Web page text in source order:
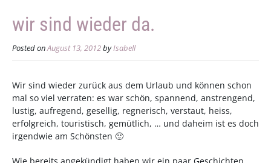
wir sind wieder da.
Posted onAugust 13, 2012byIsabell
Wir sind wieder zurück aus dem Urlaub und können schon
mal so viel verraten: es war schön, spannend, anstrengend,
lustig, aufregend, gesellig, regnerisch, verstaut, heiss,
erfolgreich, touristisch, gemütlich, … und daheim ist es doch
irgendwie am Schönsten 🙂